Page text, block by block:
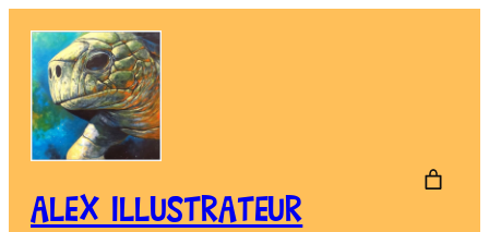
contenu
ALEX ILLUSTRATEUR